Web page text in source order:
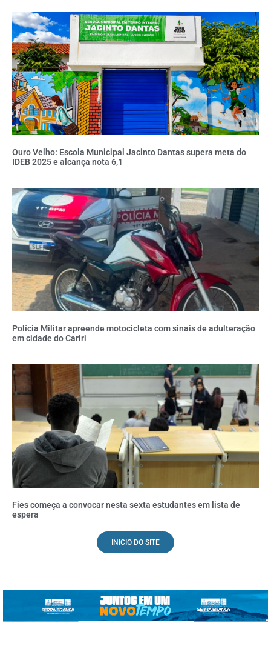
Ouro Velho: Escola Municipal Jacinto Dantas supera meta do
IDEB 2025 e alcança nota 6,1
Polícia Militar apreende motocicleta com sinais de adulteração
em cidade do Cariri
Fies começa a convocar nesta sexta estudantes em lista de
espera
INICIO DO SITE